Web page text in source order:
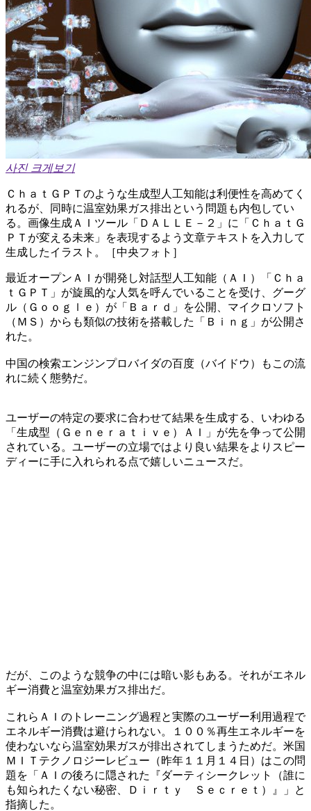
사진 크게보기
ＣｈａｔＧＰＴのような生成型人工知能は利便性を高めてく
れるが、同時に温室効果ガス排出という問題も内包してい
る。画像生成ＡＩツール「ＤＡＬＬＥ－２」に「ＣｈａｔＧ
ＰＴが変える未来」を表現するよう文章テキストを入力して
生成したイラスト。［中央フォト］
最近オープンＡＩが開発し対話型人工知能（ＡＩ）「Ｃｈａ
ｔＧＰＴ」が旋風的な人気を呼んでいることを受け、グーグ
ル（Ｇｏｏｇｌｅ）が「Ｂａｒｄ」を公開、マイクロソフト
（ＭＳ）からも類似の技術を搭載した「Ｂｉｎｇ」が公開さ
れた。
中国の検索エンジンプロバイダの百度（バイドウ）もこの流
れに続く態勢だ。
ユーザーの特定の要求に合わせて結果を生成する、いわゆる
「生成型（Ｇｅｎｅｒａｔｉｖｅ）ＡＩ」が先を争って公開
されている。ユーザーの立場ではより良い結果をよりスピー
ディーに手に入れられる点で嬉しいニュースだ。
だが、このような競争の中には暗い影もある。それがエネル
ギー消費と温室効果ガス排出だ。
これらＡＩのトレーニング過程と実際のユーザー利用過程で
エネルギー消費は避けられない。１００％再生エネルギーを
使わないなら温室効果ガスが排出されてしまうためだ。米国
ＭＩＴテクノロジーレビュー（昨年１１月１４日）はこの問
題を「ＡＩの後ろに隠された『ダーティシークレット（誰に
も知られたくない秘密、Ｄｉｒｔｙ Ｓｅｃｒｅｔ）』」と
指摘した。